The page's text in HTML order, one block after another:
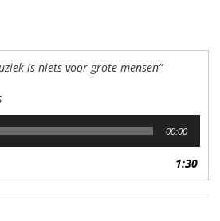
is niets voor grote mensen”
00:00
1:30